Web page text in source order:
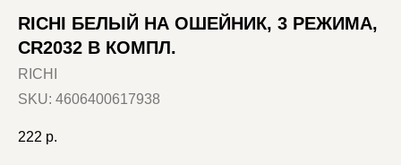
RICHI БЕЛЫЙ НА ОШЕЙНИК, 3 РЕЖИМА,
CR2032 В КОМПЛ.
RICHI
SKU: 4606400617938
222 р.